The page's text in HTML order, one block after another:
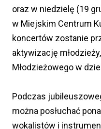
oraz w niedzielę (19
w Miejskim Centrum
koncertów zostanie
aktywizację
Młodzieżowego w
Podczas
można posłuchać
wokalistów i